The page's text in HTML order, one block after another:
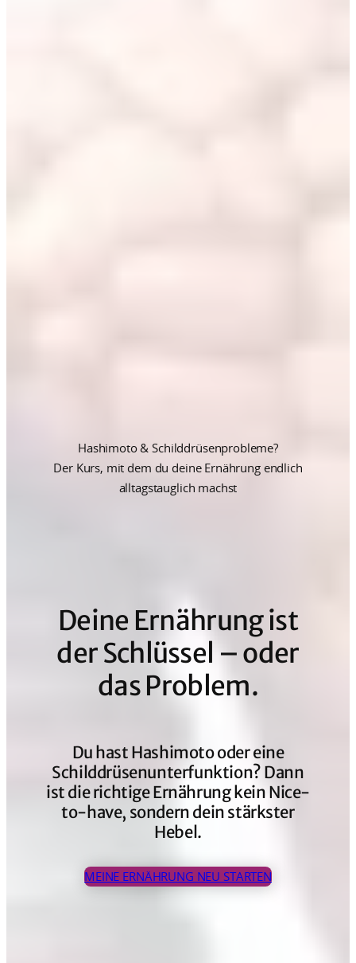
Hashimoto & Schilddrüsenprobleme?
Der Kurs, mit dem du deine Ernährung endlich
alltagstauglich machst
Deine Ernährung ist
der Schlüssel – oder
das Problem.
Du hast Hashimoto oder eine
Schilddrüsenunterfunktion? Dann
ist die richtige Ernährung kein Nice-
to-have, sondern dein stärkster
Hebel.
MEINE ERNÄHRUNG NEU STARTEN